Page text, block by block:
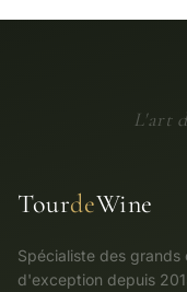
L'art
TourdeWine
Spécialiste des
d'exception depuis